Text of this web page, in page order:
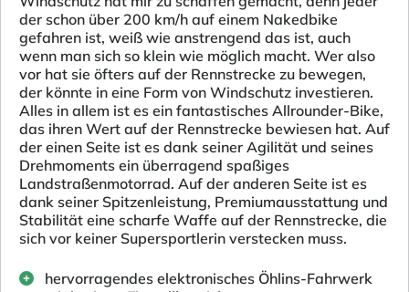
der schon über 200 km/h auf einem Nakedbike
gefahren ist, weiß wie anstrengend das ist, auch
wenn man sich so klein wie möglich macht. Wer also
vor hat sie öfters auf der Rennstrecke zu bewegen,
der könnte in eine Form von Windschutz investieren.
Alles in allem ist es ein fantastisches Allrounder-Bike,
das ihren Wert auf der Rennstrecke bewiesen hat. Auf
der einen Seite ist es dank seiner Agilität und seines
Drehmoments ein überragend spaßiges
Landstraßenmotorrad. Auf der anderen Seite ist es
dank seiner Spitzenleistung, Premiumausstattung und
Stabilität eine scharfe Waffe auf der Rennstrecke, die
sich vor keiner Supersportlerin verstecken muss.
hervorragendes elektronisches Öhlins-Fahrwerk